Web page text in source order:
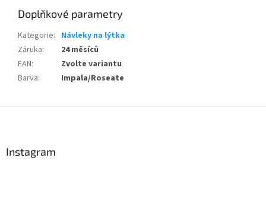
Doplňkové parametry
Kategorie: Návleky na lýtka
Záruka:
24 měsíců
EAN:
Zvolte variantu
Barva: Impala/Roseate
Instagram